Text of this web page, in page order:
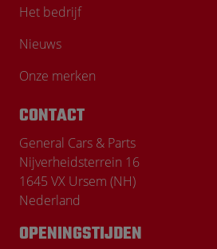
Het bedrijf
Nieuws
Onze merken
CONTACT
General Cars & Parts
Nijverheidsterrein 16
1645 VX Ursem (NH)
Nederland
OPENINGSTIJDEN